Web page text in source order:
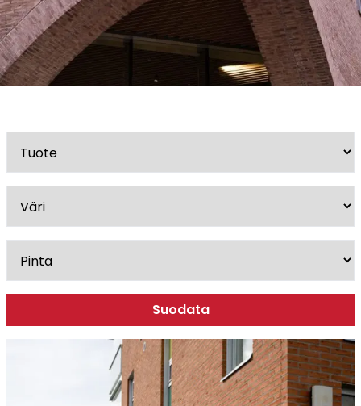
Esitteet, hinnastot ja ohjeet
Tiileri lasku
Kotikäynti
Julkisivutiilet
Tiililaatat
Tiilimuurauskannakejärjestelmät
Vastuullisuus
Tiilityökalu
Verkkokauppa
Tulisijatarvikkeet
Suodata